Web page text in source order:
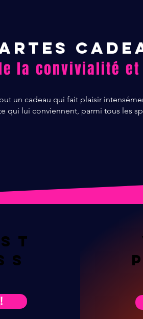
la convivialité et
un cadeau qui fait plaisir
qui lui conviennent, parmi tous les